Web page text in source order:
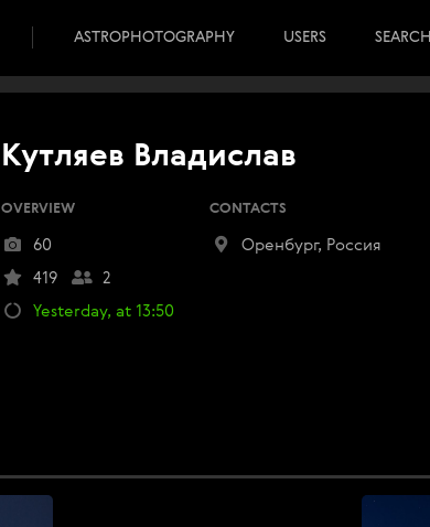
ASTROPHOTOGRAPHY USERS SEARCH
Кутляев Владислав
OVERVIEW
60
419
2
Yesterday, at 13:50
CONTACTS
Оренбург, Россия